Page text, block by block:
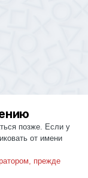
позже. Если у
от имени
прежде